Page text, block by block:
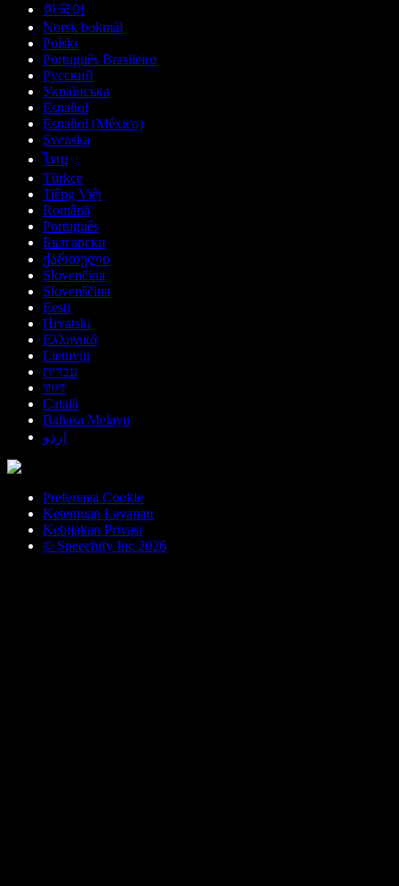
한국어
Norsk bokmål
Polski
Português Brasileiro
Русский
Українська
Español
Español (México)
Svenska
ไทย
Türkçe
Tiếng Việt
Română
Português
Български
ქართული
Slovenčina
Slovenščina
Eesti
Hrvatski
Ελληνικά
Lietuvių
עברית
বাংলা
Català
Bahasa Melayu
اردو
Preferensi Cookie
Ketentuan Layanan
Kebijakan Privasi
© Speechify Inc 2026